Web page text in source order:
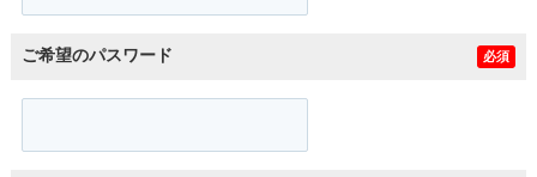
ご希望のパスワード 必須